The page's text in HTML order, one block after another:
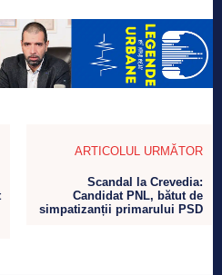
ARTICOLUL URMĂTOR
Scandal la Crevedia:
Candidat PNL, bătut de
simpatizanții primarului PSD